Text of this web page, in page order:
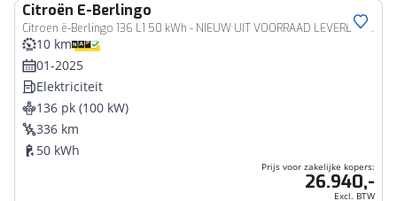
Citroën E-Berlingo
Citroen ë-Berlingo 136 L1 50 kWh - NIEUW UIT VOORRAAD LEVERBAAR - DIRECT RIJDEN!
Bedrijfswagen
10 km
01-2025
Elektriciteit
136 pk (100 kW)
336 km
50 kWh
Prijs voor zakelijke kopers:
26.940,-
Excl. BTW